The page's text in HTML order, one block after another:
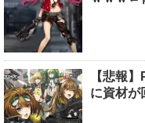
【悲報
に資材が